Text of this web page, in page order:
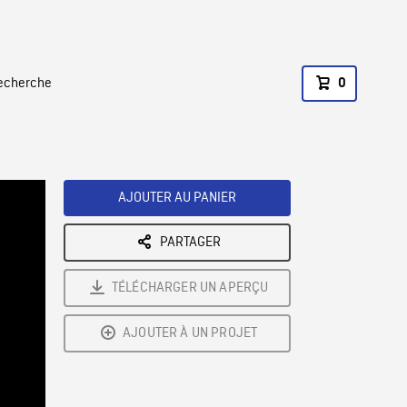
0
AJOUTER AU PANIER
PARTAGER
TÉLÉCHARGER UN APERÇU
AJOUTER À UN PROJET